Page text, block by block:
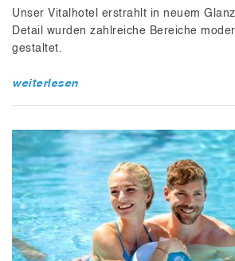
Unser Vitalhotel erstrahlt in neuem
Detail wurden zahlreiche Bereiche
gestaltet.
weiterlesen